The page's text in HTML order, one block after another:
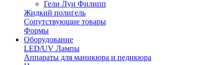
Гели Луи Филипп
Жидкий полигель
Сопутствующие товары
Формы
Оборудование
LED/UV Лампы
Аппараты для маникюра и педикюра